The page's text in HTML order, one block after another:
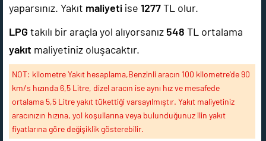
yaparsınız. Yakıt maliyeti ise 1277TL olur.
LPG takılı bir araçla yol alıyorsanız 548 TL ortalama
yakıt maliyetiniz oluşacaktır.
NOT: kilometre Yakıt hesaplama,Benzinli aracın 100 kilometre'de 90
km/s hızında 6,5 Litre, dizel aracın ise aynı hız ve mesafede
ortalama 5,5 Litre yakıt tükettiği varsayılmıştır. Yakıt maliyetiniz
aracınızın hızına, yol koşullarına veya bulunduğunuz ilin yakıt
fiyatlarına göre değişiklik gösterebilir.